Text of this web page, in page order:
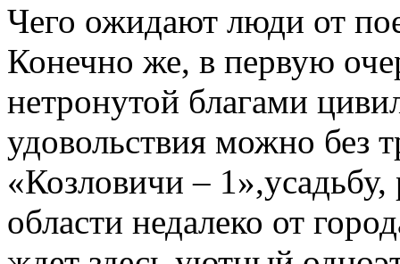
Чего ожидают люди от
Конечно же, в первую
нетронутой благами
удовольствия можно без
«Козловичи –
области недалеко от